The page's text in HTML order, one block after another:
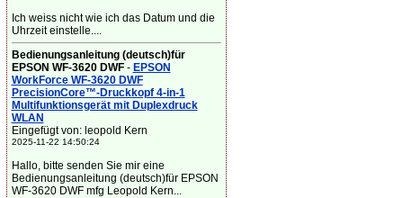
Ich weiss nicht wie ich das Datum und die
Uhrzeit einstelle....
Bedienungsanleitung (deutsch)für
EPSON WF-3620 DWF- EPSON
WorkForce WF-3620 DWF
PrecisionCore™-Druckkopf 4-in-1
Multifunktionsgerät mit Duplexdruck
WLAN
Eingefügt von: leopold Kern
2025-11-22 14:50:24
Hallo, bitte senden Sie mir eine
Bedienungsanleitung (deutsch)für EPSON
WF-3620 DWF mfg Leopold Kern...